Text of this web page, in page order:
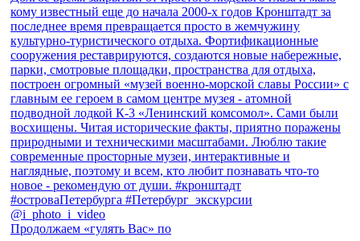
Продолжаем «гулять Вас» по